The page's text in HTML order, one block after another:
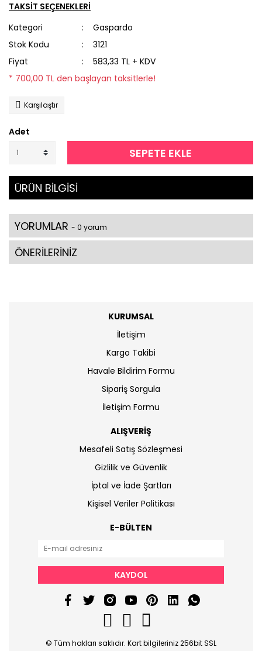
TAKSİT SEÇENEKLERİ
Kategori
Gaspardo
Stok Kodu
3121
Fiyat
583,33 TL + KDV
* 700,00 TL den başlayan taksitlerle!
Karşılaştır
Adet
SEPETE EKLE
ÜRÜN BİLGİSİ
YORUMLAR - 0 yorum
ÖNERİLERİNİZ
KURUMSAL
İletişim
Kargo Takibi
Havale Bildirim Formu
Sipariş Sorgula
İletişim Formu
ALIŞVERİŞ
Mesafeli Satış Sözleşmesi
Gizlilik ve Güvenlik
İptal ve İade Şartları
Kişisel Veriler Politikası
E-BÜLTEN
KAYDOL
© Tüm hakları saklıdır. Kart bilgileriniz 256bit SSL